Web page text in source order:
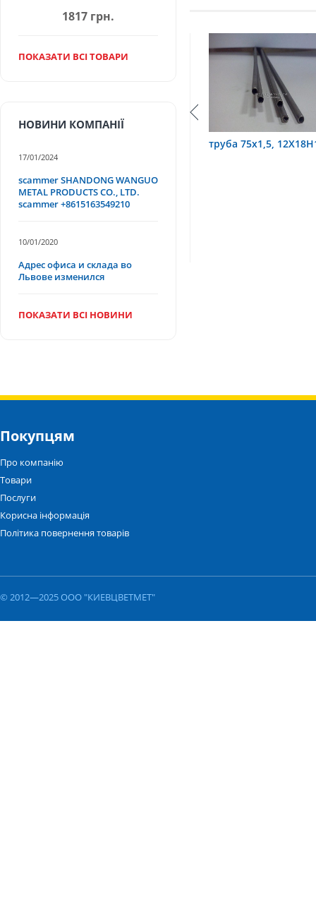
Труба 70х8
1817 грн.
ПОКАЗАТИ ВСІ ТОВАРИ
НОВИНИ КОМПАНІЇ
17/01/2024
scammer SHANDONG WANGUO
METAL PRODUCTS CO., LTD.
scammer +8615163549210
10/01/2020
Адрес офиса и склада во
Львове изменился
ПОКАЗАТИ ВСІ НОВИНИ
Покупцям
Про компанію
Товари
Послуги
Корисна інформація
Політика повернення товарів
© 2012—2025 ООО "КИЕВЦВЕТМЕТ"